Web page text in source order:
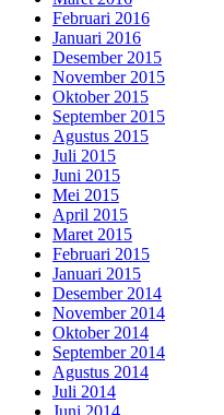
Februari 2016
Januari 2016
Desember 2015
November 2015
Oktober 2015
September 2015
Agustus 2015
Juli 2015
Juni 2015
Mei 2015
April 2015
Maret 2015
Februari 2015
Januari 2015
Desember 2014
November 2014
Oktober 2014
September 2014
Agustus 2014
Juli 2014
Juni 2014